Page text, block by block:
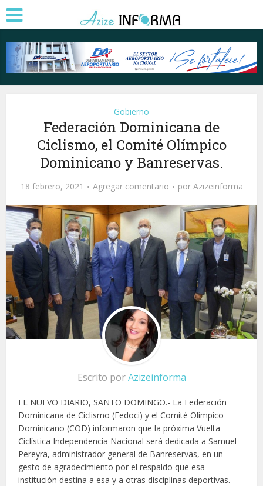
Gobierno
Federación Dominicana de
Ciclismo, el Comité Olímpico
Dominicano y Banreservas.
18 febrero, 2021 Agregar comentario por Azizeinforma
Escrito porAzizeinforma
EL NUEVO DIARIO, SANTO DOMINGO.- La Federación
Dominicana de Ciclismo (Fedoci) y el Comité Olímpico
Dominicano (COD) informaron que la próxima Vuelta
Ciclística Independencia Nacional será dedicada a Samuel
Pereyra, administrador general de Banreservas, en un
gesto de agradecimiento por el respaldo que esa
institución destina a esa y a otras disciplinas deportivas.